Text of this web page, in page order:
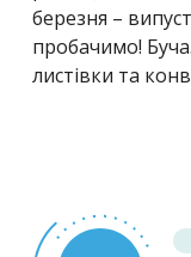
березня –
пробачимо!
листівки та